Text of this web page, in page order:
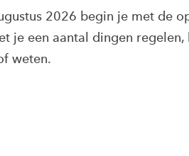
2026 begin je met de
je een aantal dingen
weten.